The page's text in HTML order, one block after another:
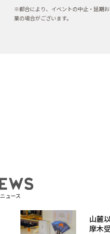
※都合により、イベントの中止・延期
業の場合がございます。
ニュース
山麓
摩木